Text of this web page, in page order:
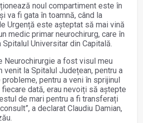
noul compartiment este în
va fi gata în toamnă, când la
Urgență este așteptat să mai vină
medic primar neurochirurg, care în
Universitar din Capitală.
Neurochirurgie a fost visul meu
venit la Spitalul Județean, pentru a
pentru a veni în sprijinul
dată, erau nevoiți să aștepte
de mari pentru a fi transferați
a declarat Claudiu Damian,